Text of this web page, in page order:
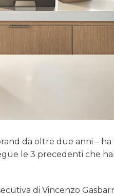
da oltre due anni –
le 3 precedenti che
di Vincenzo